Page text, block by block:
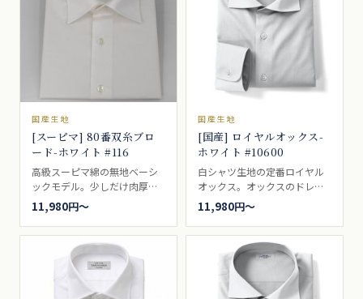
国産生地
[スーピマ] 80番双糸ブロ
ード-ホワイト #116
高級スーピマ綿の無地ベーシ
ックモデル。少しだけ肉厚な
生地。ビジネスシャツ向き。
11,980円〜
国産生地
[国産] ロイヤルオックス-
ホワイト #10600
白シャツ生地の定番ロイヤル
オックス。オックスのドレス
版というのは名前だけで、カ
ジュアルでもドレスでも着ら
れる万能シャツ生地。ビジネ
スシャツ向き。
11,980円〜